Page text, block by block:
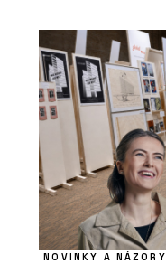
NOVINKY A NÁZORY